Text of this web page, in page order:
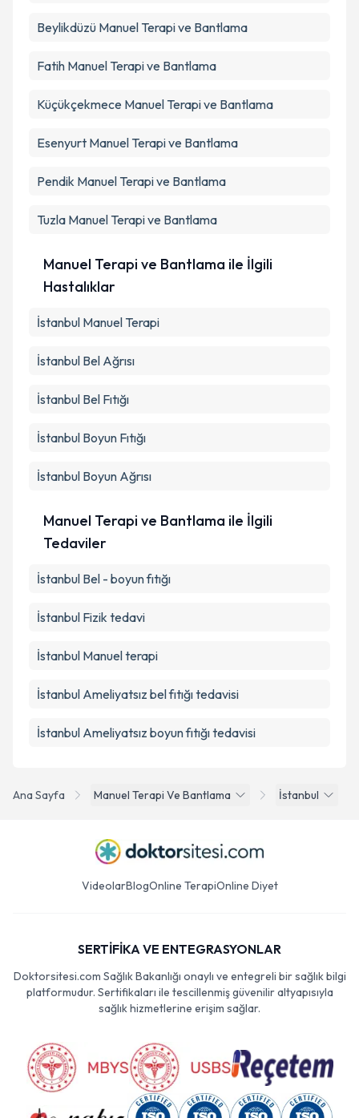
Ana Sayfa Manuel Terapi Ve Bantlama İstanbul
Beylikdüzü Manuel Terapi ve Bantlama
Fatih Manuel Terapi ve Bantlama
Küçükçekmece Manuel Terapi ve Bantlama
Esenyurt Manuel Terapi ve Bantlama
Pendik Manuel Terapi ve Bantlama
Tuzla Manuel Terapi ve Bantlama
Manuel Terapi ve Bantlama ile İlgili
Hastalıklar
İstanbul Manuel Terapi
İstanbul Bel Ağrısı
İstanbul Bel Fıtığı
İstanbul Boyun Fıtığı
İstanbul Boyun Ağrısı
Manuel Terapi ve Bantlama ile İlgili
Tedaviler
İstanbul Bel - boyun fıtığı
İstanbul Fizik tedavi
İstanbul Manuel terapi
İstanbul Ameliyatsız bel fıtığı tedavisi
İstanbul Ameliyatsız boyun fıtığı tedavisi
VideolarBlogOnline TerapiOnline Diyet
SERTİFİKA VE ENTEGRASYONLAR
Doktorsitesi.com Sağlık Bakanlığı onaylı ve entegreli bir sağlık bilgi
platformudur. Sertifikaları ile tescillenmiş güvenilir altyapısıyla
sağlık hizmetlerine erişim sağlar.